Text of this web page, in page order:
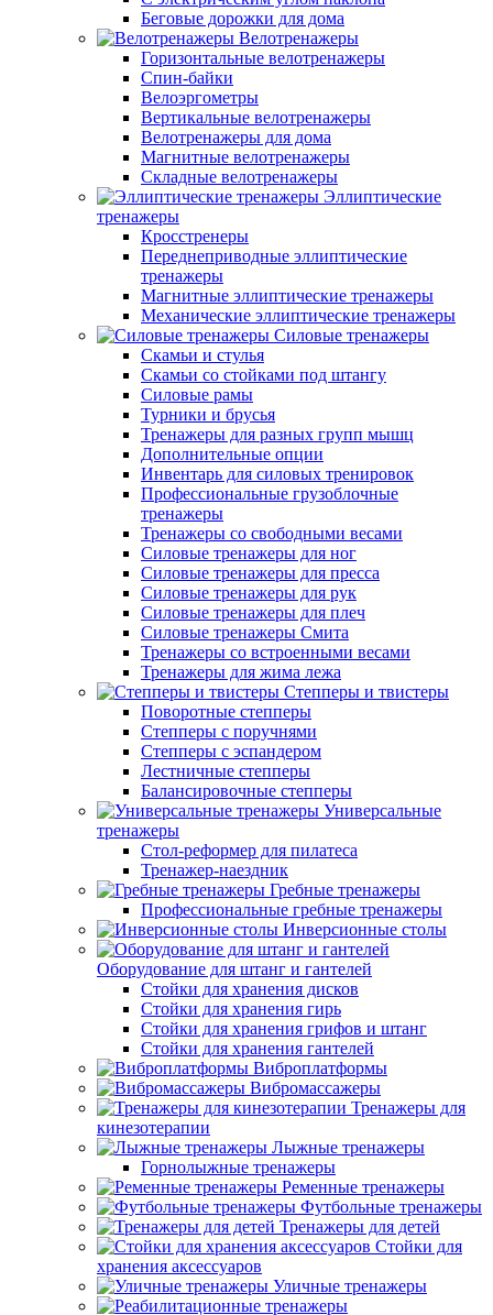
Беговые дорожки для дома
Велотренажеры
Горизонтальные велотренажеры
Спин-байки
Велоэргометры
Вертикальные велотренажеры
Велотренажеры для дома
Магнитные велотренажеры
Складные велотренажеры
Эллиптические
тренажеры
Кросстренеры
Переднеприводные эллиптические
тренажеры
Магнитные эллиптические тренажеры
Механические эллиптические тренажеры
Силовые тренажеры
Скамьи и стулья
Скамьи со стойками под штангу
Силовые рамы
Турники и брусья
Тренажеры для разных групп мышц
Дополнительные опции
Инвентарь для силовых тренировок
Профессиональные грузоблочные
тренажеры
Тренажеры со свободными весами
Силовые тренажеры для ног
Силовые тренажеры для пресса
Силовые тренажеры для рук
Силовые тренажеры для плеч
Силовые тренажеры Смита
Тренажеры со встроенными весами
Тренажеры для жима лежа
Степперы и твистеры
Поворотные степперы
Степперы с поручнями
Степперы с эспандером
Лестничные степперы
Балансировочные степперы
Универсальные
тренажеры
Стол-реформер для пилатеса
Тренажер-наездник
Гребные тренажеры
Профессиональные гребные тренажеры
Инверсионные столы
Оборудование для штанг и гантелей
Стойки для хранения дисков
Стойки для хранения гирь
Стойки для хранения грифов и штанг
Стойки для хранения гантелей
Виброплатформы
Вибромассажеры
Тренажеры для
кинезотерапии
Лыжные тренажеры
Горнолыжные тренажеры
Ременные тренажеры
Футбольные тренажеры
Тренажеры для детей
Стойки для
хранения аксессуаров
Уличные тренажеры